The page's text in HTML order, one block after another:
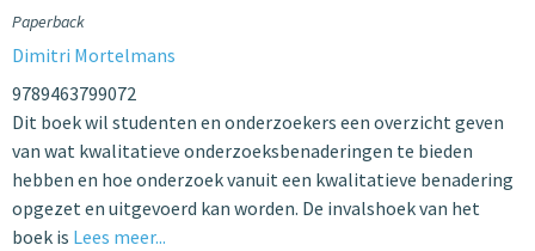
Paperback
Dimitri Mortelmans
9789463799072
Dit boek wil studenten en onderzoekers een overzicht geven
van wat kwalitatieve onderzoeksbenaderingen te bieden
hebben en hoe onderzoek vanuit een kwalitatieve benadering
opgezet en uitgevoerd kan worden. De invalshoek van het
boek is Lees meer...